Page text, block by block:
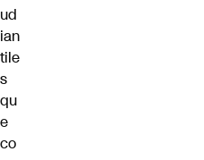
ud
ian
tile
s
qu
e
co